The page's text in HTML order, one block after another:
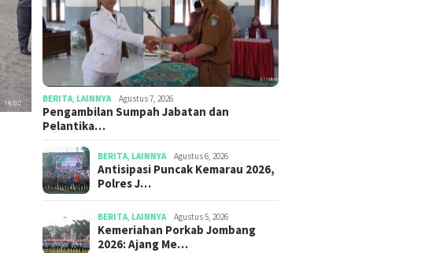
BERITA, LAINNYA Agustus 7, 2026
Pengambilan Sumpah Jabatan dan
Pelantika…
BERITA, LAINNYA Agustus 6, 2026
Antisipasi Puncak Kemarau 2026,
Polres J…
BERITA, LAINNYA Agustus 5, 2026
Kemeriahan Porkab Jombang
2026: Ajang Me…